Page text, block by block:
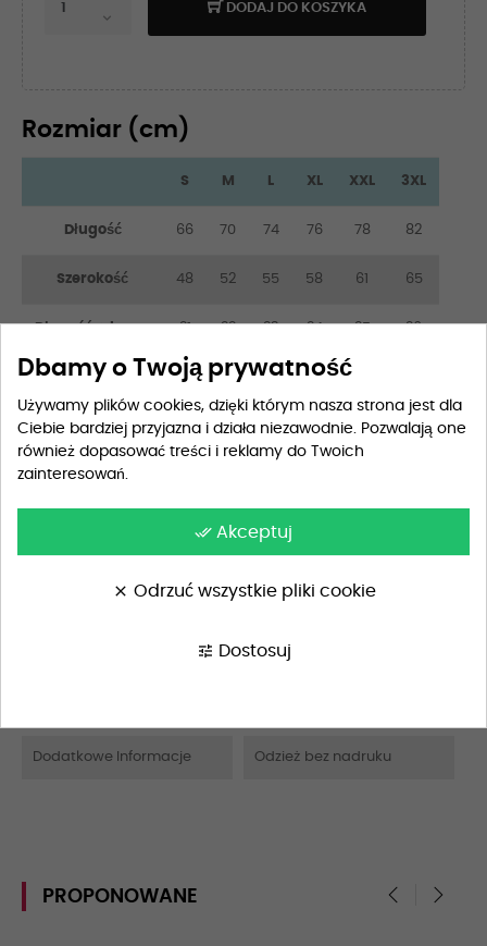
DODAJ DO KOSZYKA
Rozmiar (cm)
S M L XL XXL 3XL
Długość 66 70 74 76 78 82
Szerokość 48 52 55 58 61 65
Długość rękawa 21 22 23 24 25 26
Dodatkowe Informacje Odzież bez nadruku
PROPONOWANE
Dbamy o Twoją prywatność
Używamy plików cookies, dzięki którym nasza strona jest dla
Ciebie bardziej przyjazna i działa niezawodnie. Pozwalają one
również dopasować treści i reklamy do Twoich
zainteresowań.
done_all Akceptuj
clear Odrzuć wszystkie pliki cookie
tune Dostosuj